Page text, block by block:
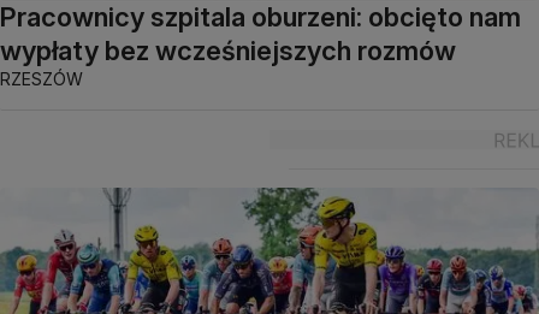
Pracownicy szpitala oburzeni: obcięto nam
wypłaty bez wcześniejszych rozmów
RZESZÓW